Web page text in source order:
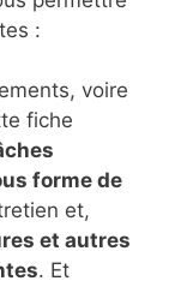
:
voire
fiche
forme de
et,
et autres
. Et